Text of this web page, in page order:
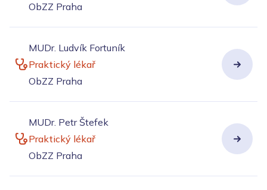
ObZZ Praha
MUDr. Ludvík Fortuník
Praktický lékař
ObZZ Praha
MUDr. Petr Štefek
Praktický lékař
ObZZ Praha